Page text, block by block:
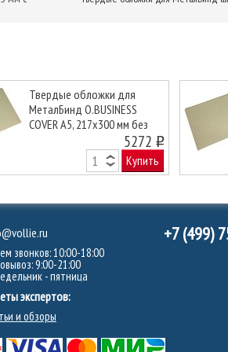
Твердые обложки для
МеталБинд O.BUSINESS
COVER А5, 217х300 мм без
5272 o
Купить
Next
звонков: 10:00-18:00
9:00-21:00
- пятница
экспертов:
и обзоры
+7 (499)